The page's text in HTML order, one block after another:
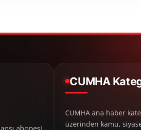
CUMHA
CUMHA ana haber
üzerinden kamu,